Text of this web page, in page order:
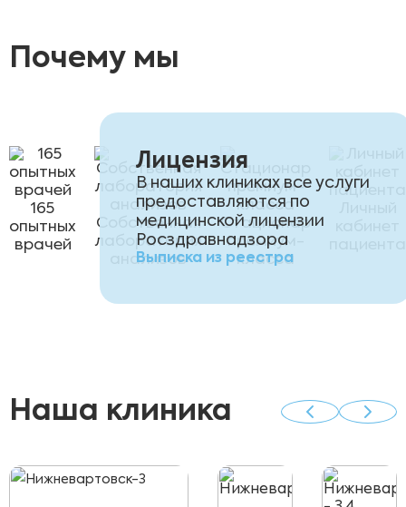
Почему мы
165
опытных
врачей
Собственная
лаборатория
анализов
Стационар
премиум-
класса
Лицензия
В наших клиниках все услуги
предоставляются по
медицинской лицензии
Росздравнадзора
Выписка из реестра
Наша клиника